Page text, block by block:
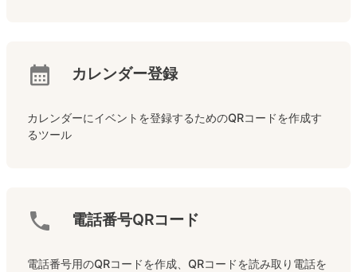
カレンダー登録
カレンダーにイベントを登録するためのQRコードを作成す
るツール
電話番号QRコード
電話番号用のQRコードを作成、QRコードを読み取り電話を